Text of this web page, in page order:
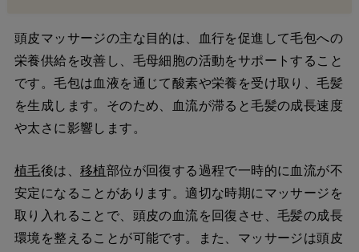
頭皮マッサージの主な目的は、血行を促進して毛包への
栄養供給を改善し、毛母細胞の活動をサポートすること
です。毛包は血液を通じて酸素や栄養を受け取り、毛髪
を生成します。そのため、血流が滞ると毛髪の成長速度
や太さに影響します。
植毛後は、 移植部位が回復する過程で一時的に血流が不
安定になることがあります。適切な時期にマッサージを
取り入れることで、頭皮の血流を回復させ、毛髪の成長
環境を整えることが可能です。また、マッサージは頭皮